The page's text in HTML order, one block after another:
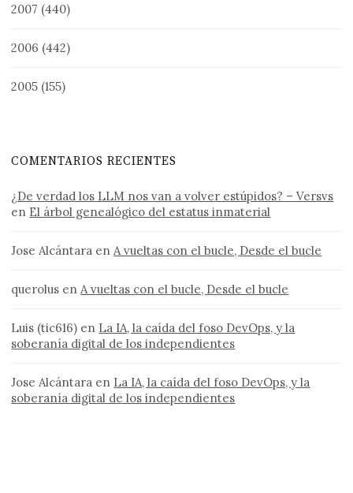
2007 (440)
2006 (442)
2005 (155)
COMENTARIOS RECIENTES
¿De verdad los LLM nos van a volver estúpidos? – Versvs
en El árbol genealógico del estatus inmaterial
Jose Alcántara en A vueltas con el bucle, Desde el bucle
querolus en A vueltas con el bucle, Desde el bucle
Luis (tic616) en La IA, la caída del foso DevOps, y la
soberanía digital de los independientes
Jose Alcántara en La IA, la caída del foso DevOps, y la
soberanía digital de los independientes